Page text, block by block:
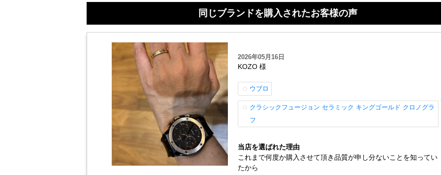
同じブランドを購入されたお客様の声
2026年05月16日
KOZO 様
ウブロ
クラシックフュージョン セラミック キングゴールド クロノグラ
フ
当店を選ばれた理由
これまで何度か購入させて頂き品質が申し分ないことを知ってい
たから